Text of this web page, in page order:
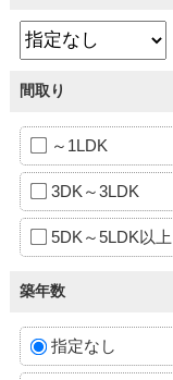
間取り
～1LDK
3DK～3LDK
5DK～5LDK以上
築年数
指定なし